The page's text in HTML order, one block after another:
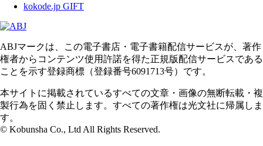
kokode.jp GIFT
ABJマークは、この電子書店・電子書籍配信サービスが、著作
権者からコンテンツ使用許諾を得た正規版配信サービスである
ことを示す登録商標（登録番号6091713号）です。
本サイトに掲載されているすべての文章・画像の無断転載・複
製行為を固く禁止します。すべての著作権は光文社に帰属しま
す。
© Kobunsha Co., Ltd All Rights Reserved.